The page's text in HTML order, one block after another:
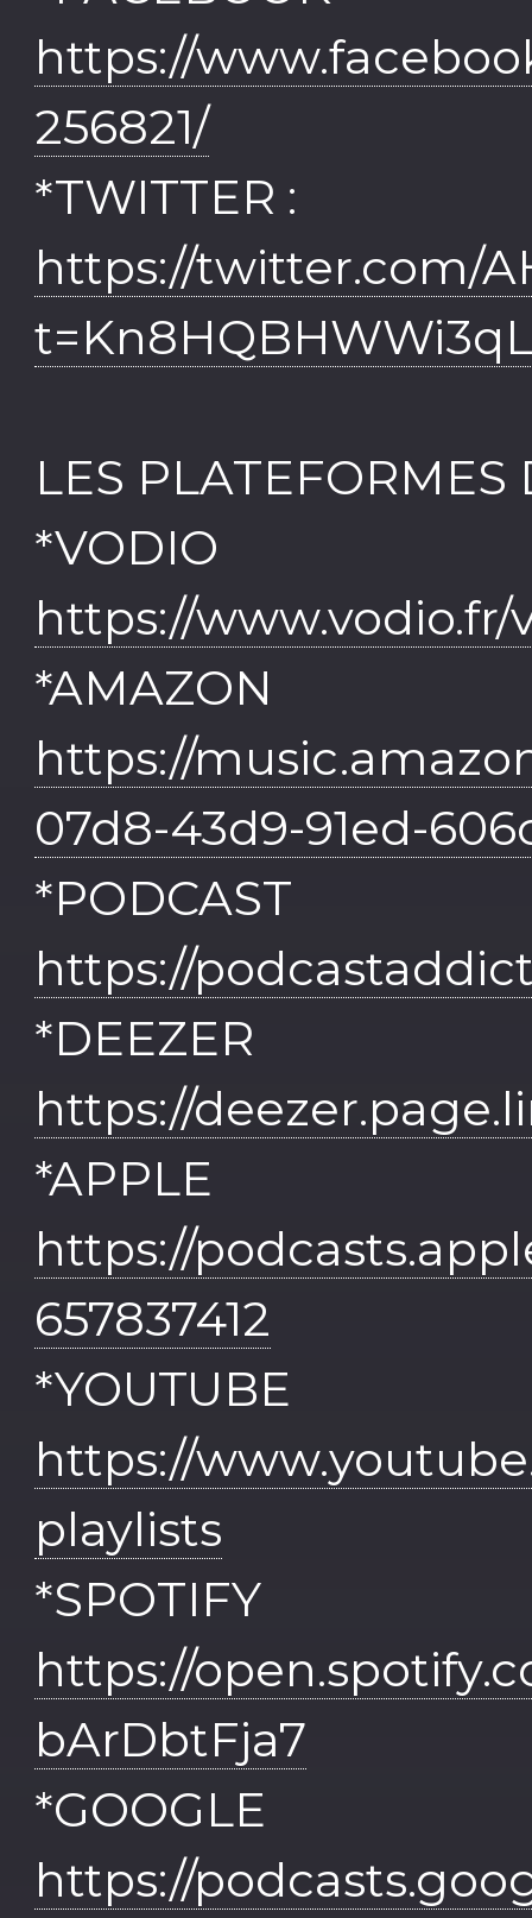
https://
256821/
*TWITTER :
https://twitter.com/
LES PLATEFORMES
https://
https://
07d8-43d9-91ed-
https://
https://
*APPLE
https://
657837412
https://
playlists
https://
bArDbtFja7
https://